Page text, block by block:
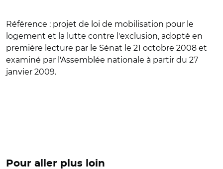
Référence : projet de loi de mobilisation pour le
logement et la lutte contre l'exclusion, adopté en
première lecture par le Sénat le 21 octobre 2008 et
examiné par l'Assemblée nationale à partir du 27
janvier 2009.
Pour aller plus loin